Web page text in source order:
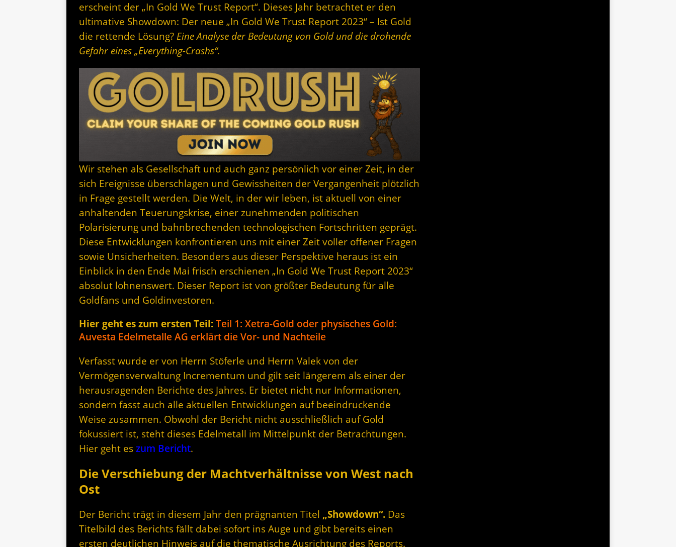
erscheint der „In Gold We Trust Report“. Dieses Jahr betrachtet er den
ultimative Showdown: Der neue „In Gold We Trust Report 2023“ – Ist Gold
die rettende Lösung? Eine Analyse der Bedeutung von Gold und die drohende
Gefahr eines „Everything-Crashs“.
Wir stehen als Gesellschaft und auch ganz persönlich vor einer Zeit, in der
sich Ereignisse überschlagen und Gewissheiten der Vergangenheit plötzlich
in Frage gestellt werden. Die Welt, in der wir leben, ist aktuell von einer
anhaltenden Teuerungskrise, einer zunehmenden politischen
Polarisierung und bahnbrechenden technologischen Fortschritten geprägt.
Diese Entwicklungen konfrontieren uns mit einer Zeit voller offener Fragen
sowie Unsicherheiten. Besonders aus dieser Perspektive heraus ist ein
Einblick in den Ende Mai frisch erschienen „In Gold We Trust Report 2023“
absolut lohnenswert. Dieser Report ist von größter Bedeutung für alle
Goldfans und Goldinvestoren.
Hier geht es zum ersten Teil: Teil 1: Xetra-Gold oder physisches Gold:
Auvesta Edelmetalle AG erklärt die Vor- und Nachteile
Verfasst wurde er von Herrn Stöferle und Herrn Valek von der
Vermögensverwaltung Incrementum und gilt seit längerem als einer der
herausragenden Berichte des Jahres. Er bietet nicht nur Informationen,
sondern fasst auch alle aktuellen Entwicklungen auf beeindruckende
Weise zusammen. Obwohl der Bericht nicht ausschließlich auf Gold
fokussiert ist, steht dieses Edelmetall im Mittelpunkt der Betrachtungen.
Hier geht es zum Bericht.
Die Verschiebung der Machtverhältnisse von West nach
Ost
Der Bericht trägt in diesem Jahr den prägnanten Titel „Showdown“. Das
Titelbild des Berichts fällt dabei sofort ins Auge und gibt bereits einen
ersten deutlichen Hinweis auf die thematische Ausrichtung des Reports.